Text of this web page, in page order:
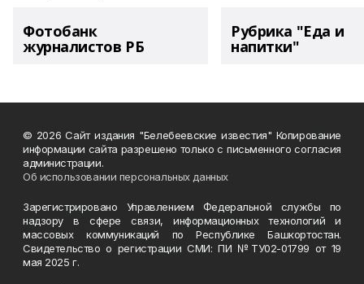
Фотобанк
журналистов РБ
Рубрика "Еда и
напитки"
© 2026 Сайт издания "Белебеевские известия" Копирование
информации сайта разрешено только с письменного согласия
администрации.
Об использовании персональных данных
Зарегистрировано Управлением Федеральной службы по
надзору в сфере связи, информационных технологий и
массовых коммуникаций по Республике Башкортостан.
Свидетельство о регистрации СМИ: ПИ №ТУ02-01799 от 19
мая 2025 г.